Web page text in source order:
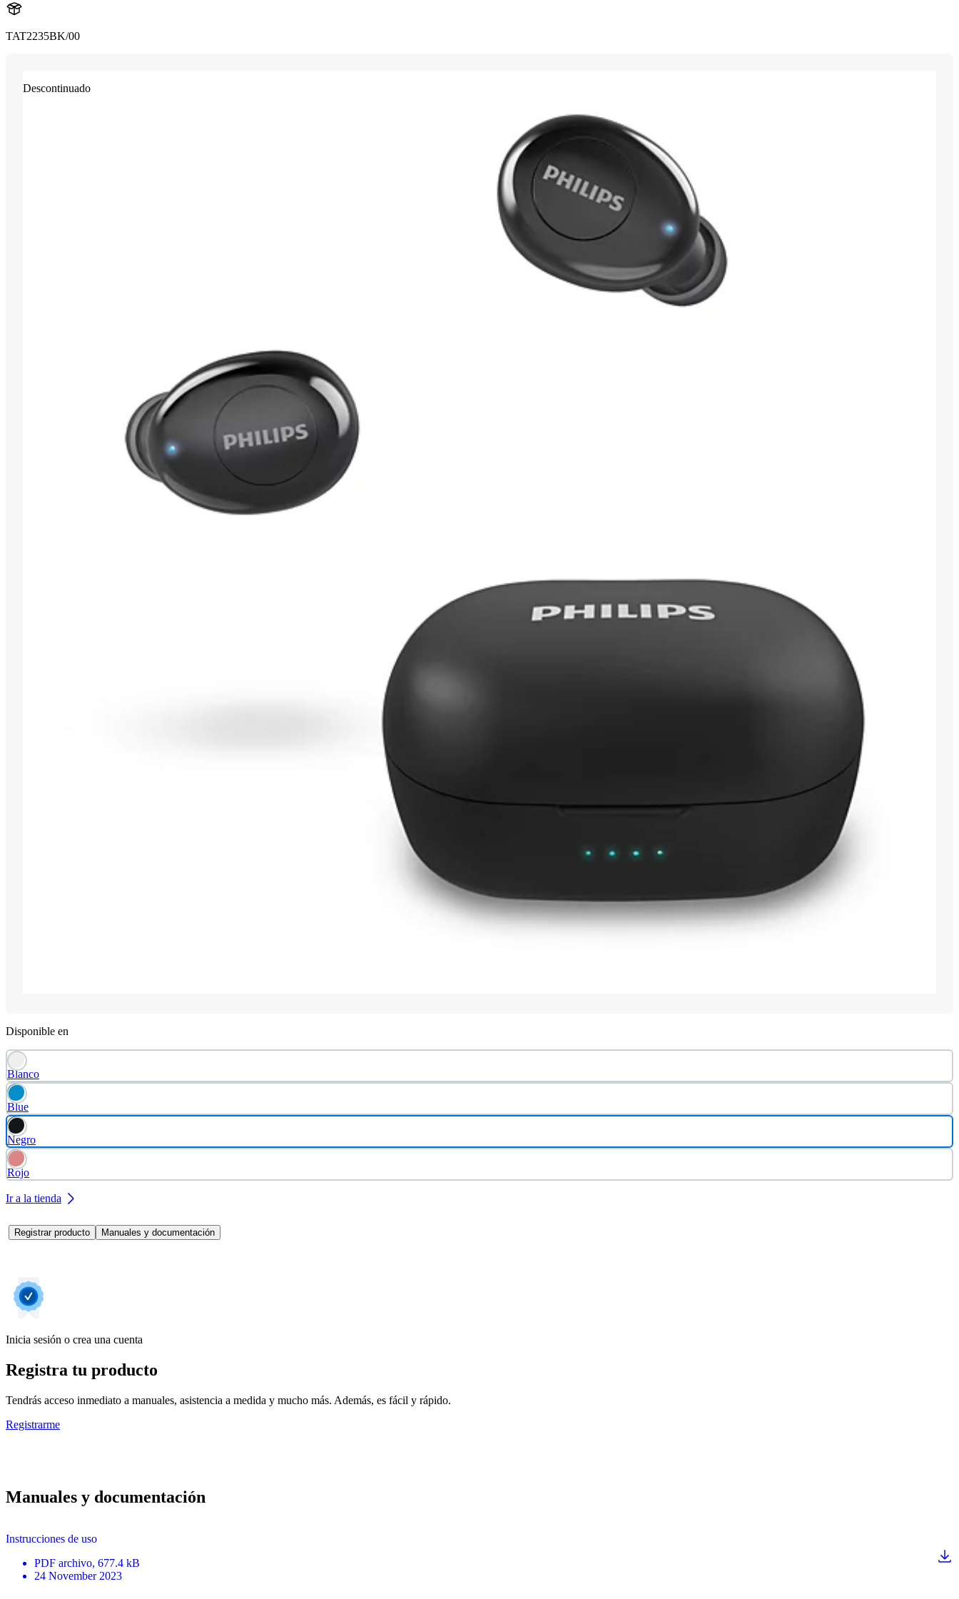
TAT2235BK/00
Descontinuado
Disponible en
Blanco
Blue
Negro
Rojo
Ir a la tienda
Registrar producto Manuales y documentación
Inicia sesión o crea una cuenta
Registra tu producto
Tendrás acceso inmediato a manuales, asistencia a medida y mucho más. Además, es fácil y rápido.
Registrarme
Manuales y documentación
Instrucciones de uso
PDF archivo, 677.4 kB
24 November 2023